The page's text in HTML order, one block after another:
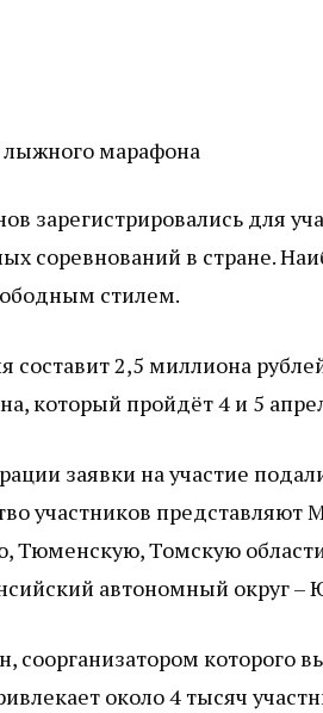
лыжного марафона
зарегистрировались для
соревнований в стране.
стилем.
2,5 миллиона
который пройдёт 4 и 5
заявки на участие
участников
Тюменскую, Томскую
автономный округ –
которого
около 4 тысяч